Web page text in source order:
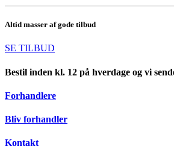
Altid masser af gode tilbud
SE TILBUD
Bestil inden kl. 12 på hverdage og vi
Forhandlere
Bliv forhandler
Kontakt